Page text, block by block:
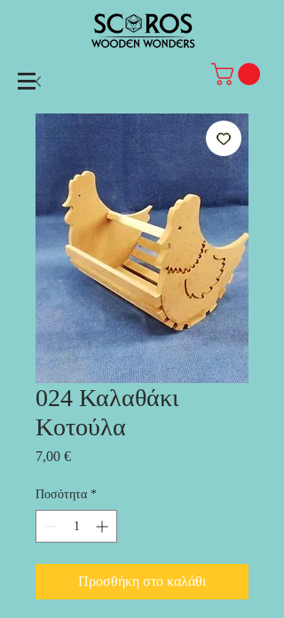
024 Καλαθάκι
Κοτούλα
7,00 €Τιμή
Ποσότητα *
Προσθήκη στο καλάθι